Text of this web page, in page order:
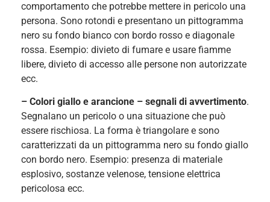
comportamento che potrebbe mettere in pericolo una
persona. Sono rotondi e presentano un pittogramma
nero su fondo bianco con bordo rosso e diagonale
rossa. Esempio: divieto di fumare e usare fiamme
libere, divieto di accesso alle persone non autorizzate
ecc.
– Colori giallo e arancione – segnali di avvertimento.
Segnalano un pericolo o una situazione che può
essere rischiosa. La forma è triangolare e sono
caratterizzati da un pittogramma nero su fondo giallo
con bordo nero. Esempio: presenza di materiale
esplosivo, sostanze velenose, tensione elettrica
pericolosa ecc.